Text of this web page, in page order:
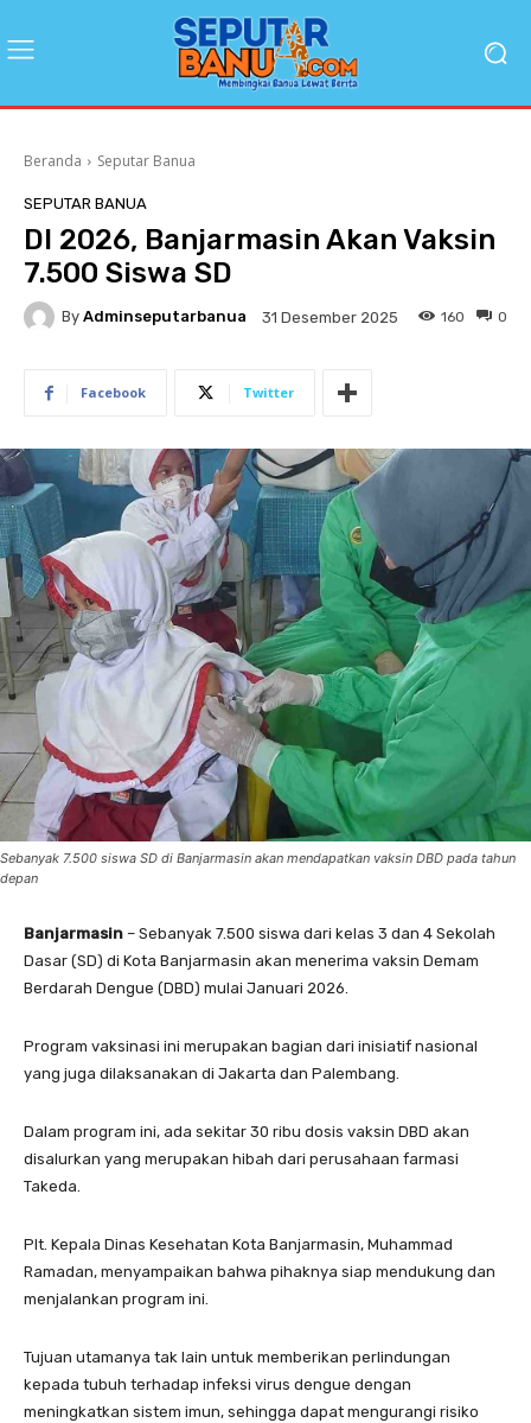
Beranda Seputar Banua
SEPUTAR BANUA
DI 2026, Banjarmasin Akan Vaksin
7.500 Siswa SD
By Adminseputarbanua 31 Desember 2025 0
160
Facebook Twitter
Sebanyak 7.500 siswa SD di Banjarmasin akan mendapatkan vaksin DBD pada tahun
depan
Banjarmasin – Sebanyak 7.500 siswa dari kelas 3 dan 4 Sekolah
Dasar (SD) di Kota Banjarmasin akan menerima vaksin Demam
Berdarah Dengue (DBD) mulai Januari 2026.
Program vaksinasi ini merupakan bagian dari inisiatif nasional
yang juga dilaksanakan di Jakarta dan Palembang.
Dalam program ini, ada sekitar 30 ribu dosis vaksin DBD akan
disalurkan yang merupakan hibah dari perusahaan farmasi
Takeda.
Plt. Kepala Dinas Kesehatan Kota Banjarmasin, Muhammad
Ramadan, menyampaikan bahwa pihaknya siap mendukung dan
menjalankan program ini.
Tujuan utamanya tak lain untuk memberikan perlindungan
kepada tubuh terhadap infeksi virus dengue dengan
meningkatkan sistem imun, sehingga dapat mengurangi risiko